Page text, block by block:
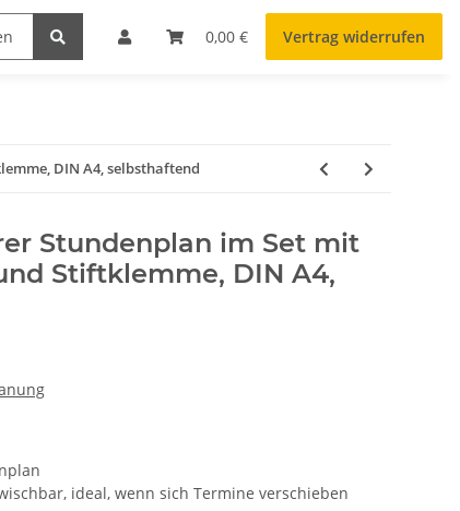
0,00 € Vertrag widerrufen
DIN A4, selbsthaftend
Stundenplan im Set mit
Stiftklemme, DIN A4,
ideal, wenn sich Termine verschieben